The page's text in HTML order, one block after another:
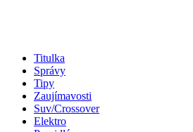
Titulka
Správy
Tipy
Zaujímavosti
Suv/Crossover
Elektro